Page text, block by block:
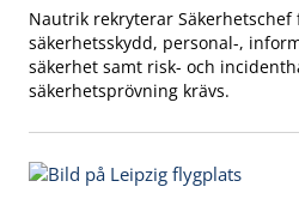
Nautrik rekryterar Säkerhetschef
säkerhetsskydd, personal-,
säkerhet samt risk- och
säkerhetsprövning krävs.